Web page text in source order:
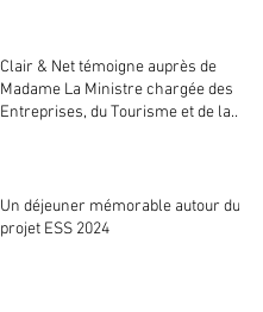
Clair & Net témoigne auprès de
Madame La Ministre chargée des
Entreprises, du Tourisme et de la
Un déjeuner mémorable autour du
projet ESS 2024